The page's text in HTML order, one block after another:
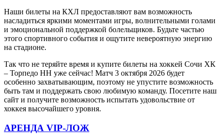
Наши билеты на КХЛ предоставляют вам возможность
насладиться яркими моментами игры, волнительными голами
и эмоциональной поддержкой болельщиков. Будьте частью
этого спортивного события и ощутите невероятную энергию
на стадионе.
Так что не теряйте время и купите билеты на хоккей Сочи ХК
– Торпедо НН уже сейчас! Матч 3 октября 2026 будет
особенно захватывающим, поэтому не упустите возможность
быть там и поддержать свою любимую команду. Посетите наш
сайт и получите возможность испытать удовольствие от
хоккея высочайшего уровня.
АРЕНДА VIP-ЛОЖ